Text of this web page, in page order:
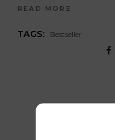
READ MORE
TAGS: Bestseller